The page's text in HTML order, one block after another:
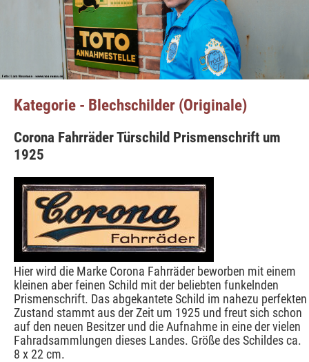
Kategorie - Blechschilder (Originale)
Corona Fahrräder Türschild Prismenschrift um
1925
Hier wird die Marke Corona Fahrräder beworben mit einem
kleinen aber feinen Schild mit der beliebten funkelnden
Prismenschrift. Das abgekantete Schild im nahezu perfekten
Zustand stammt aus der Zeit um 1925 und freut sich schon
auf den neuen Besitzer und die Aufnahme in eine der vielen
Fahradsammlungen dieses Landes. Größe des Schildes ca.
8 x 22 cm.